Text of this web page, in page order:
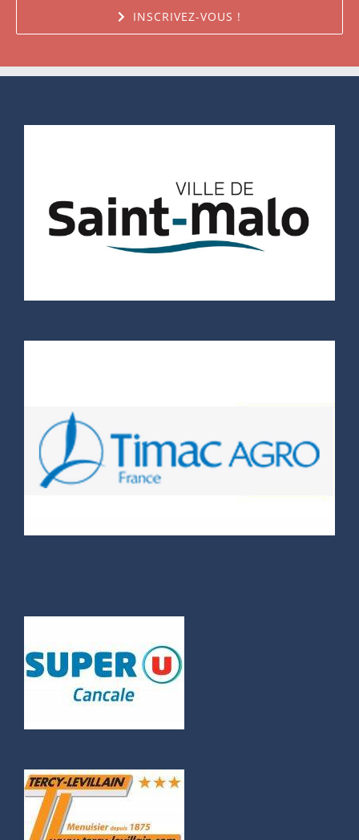
INSCRIVEZ-VOUS !